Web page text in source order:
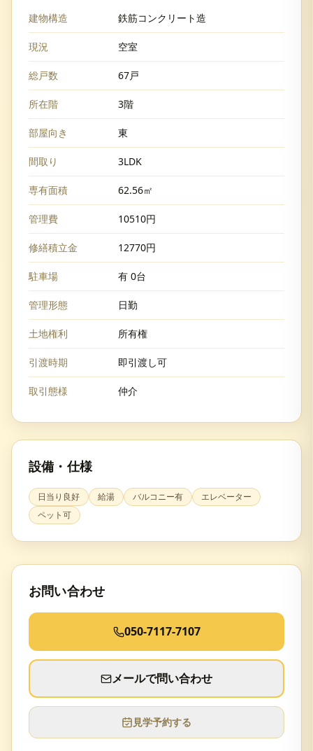
建物構造 鉄筋コンクリート造
現況 空室
総戸数 67戸
所在階 3階
部屋向き 東
間取り 3LDK
専有面積 62.56㎡
管理費 10510円
修繕積立金 12770円
駐車場 有 0台
管理形態 日勤
土地権利 所有権
引渡時期 即引渡し可
取引態様 仲介
設備・仕様
日当り良好 給湯 バルコニー有
エレベーター
ペット可
お問い合わせ
050-7117-7107
メールで問い合わせ
見学予約する